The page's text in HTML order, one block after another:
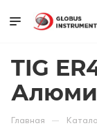
TIG
Главная —